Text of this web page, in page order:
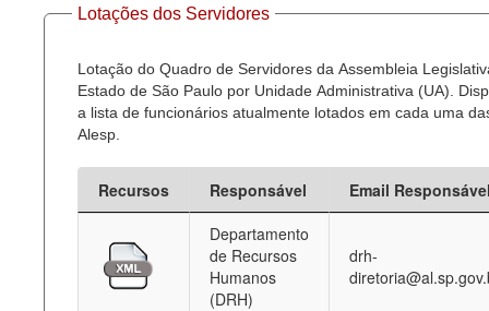
Lotações dos Servidores
Lotação do Quadro de Servidores da Assembleia
Estado de São Paulo por Unidade Administrativa (UA).
a lista de funcionários atualmente lotados em cada uma
Alesp.
Recursos Responsável
Email
Departamento
de Recursos
Humanos
(DRH)
drh-